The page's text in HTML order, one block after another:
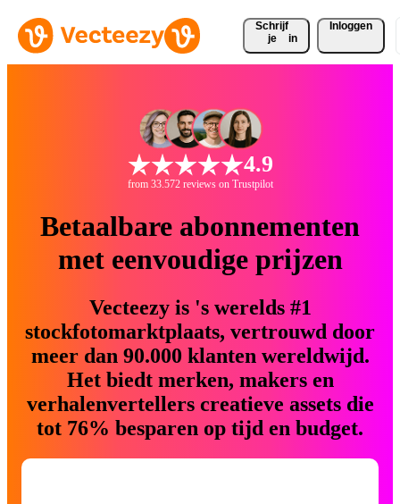
Schrijf
je
in
Inloggen
4.9
from 33.572 reviews on Trustpilot
Betaalbare abonnementen
met eenvoudige prijzen
Vecteezy is 's werelds #1
stockfotomarktplaats, vertrouwd door
meer dan 90.000 klanten wereldwijd.
Het biedt merken, makers en
verhalenvertellers creatieve assets die
tot 76% besparen op tijd en budget.